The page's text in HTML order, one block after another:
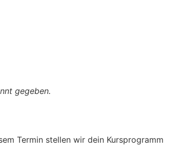
gegeben.
Termin stellen wir dein Kursprogramm